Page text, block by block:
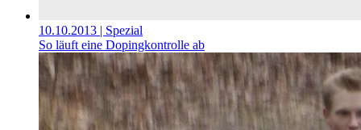
10.10.2013 | Spezial
So läuft eine Dopingkontrolle ab